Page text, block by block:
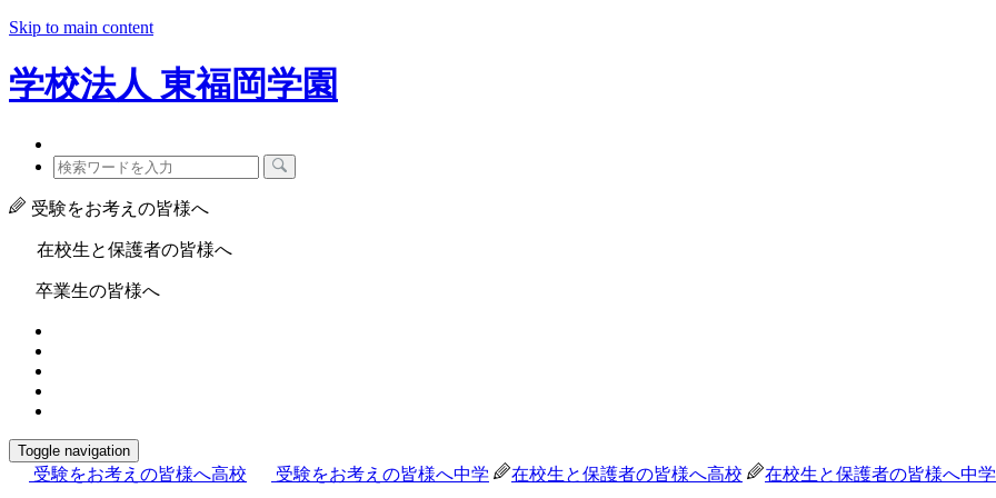
Skip to main content
学校法人 東福岡学園
受験をお考えの皆様へ
在校生と保護者の皆様へ
卒業生の皆様へ
Toggle navigation
受験をお考えの皆様へ高校 受験をお考えの皆様へ中学 在校生と保護者の皆様へ高校 在校生と保護者の皆様へ中学